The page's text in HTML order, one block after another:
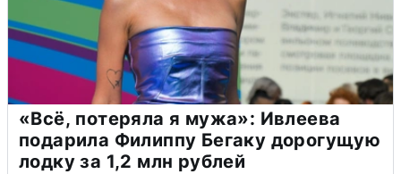
«Всё, потеряла я мужа»: Ивлеева
подарила Филиппу Бегаку дорогущую
лодку за 1,2 млн рублей